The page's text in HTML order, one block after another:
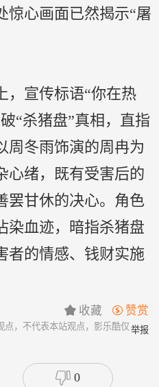
惊心画面已然揭示“屠
，宣传标语“你在热
“杀猪盘”真相，直指
周冬雨饰演的周冉为
心绪，既有受害后的
罢甘休的决心。角色
染血迹，暗指杀猪盘
者的情感、钱财实施
 赞赏
 收藏
举报
点，不代表本站观点，影乐酷仅
0